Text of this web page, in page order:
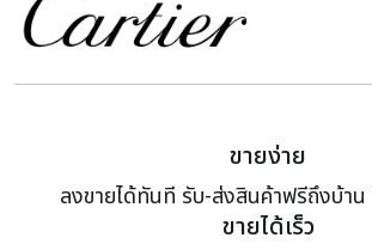
ขายง่าย
ลงขายได้ทันที รับ-ส่งสินค้าฟรีถึงบ้า
ขายได้เร็ว